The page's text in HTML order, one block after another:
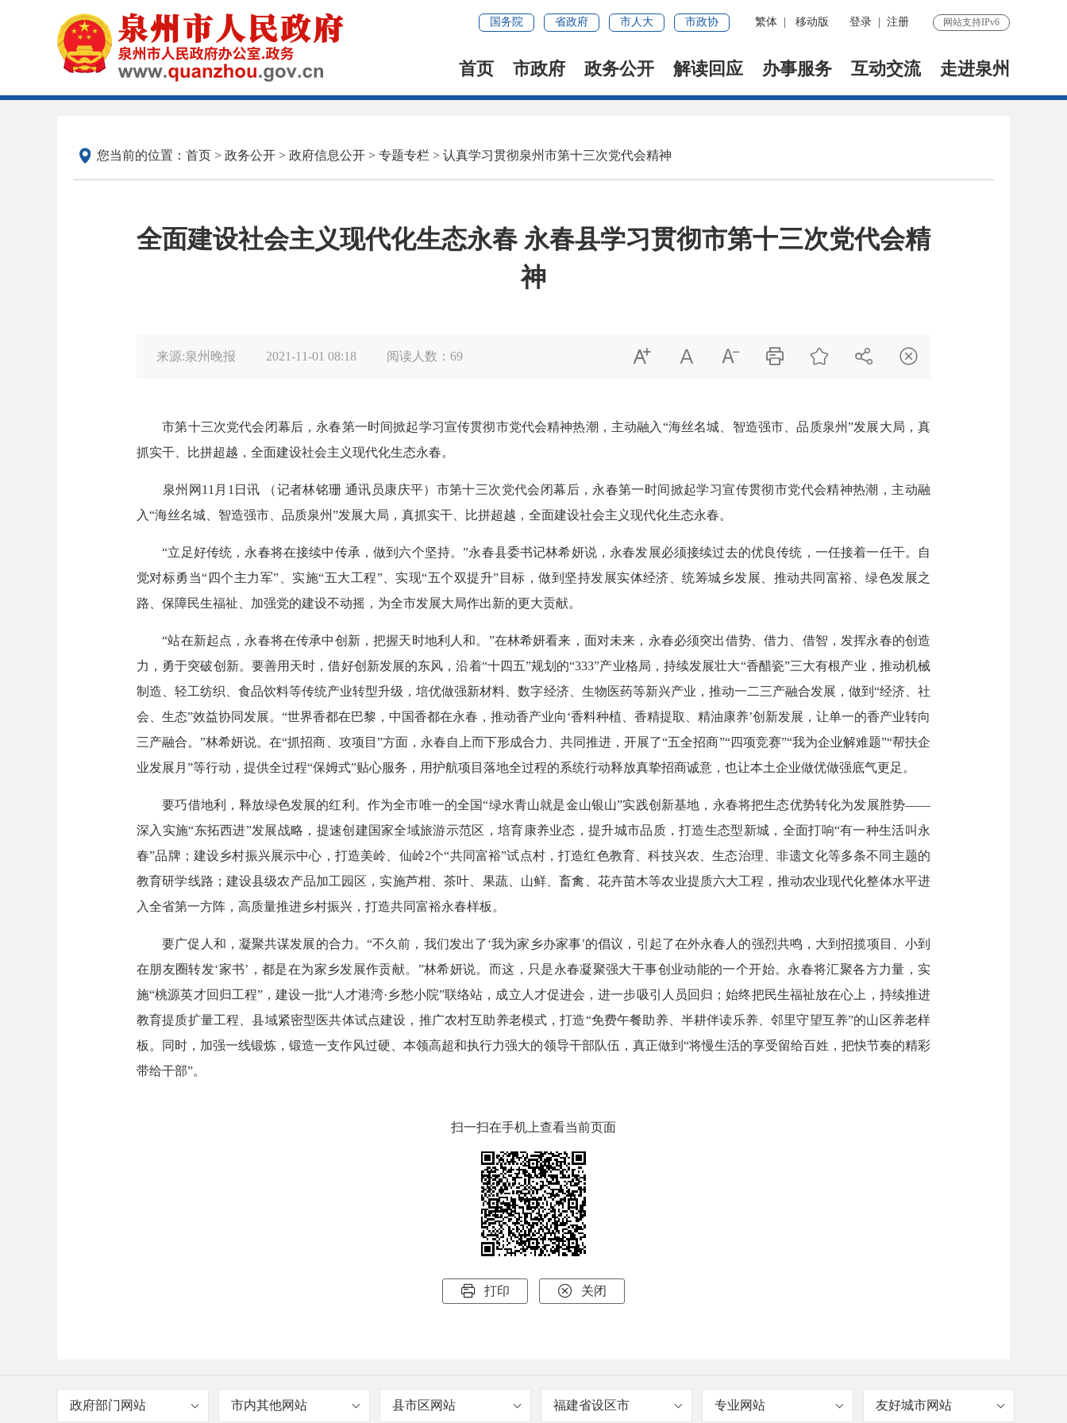
国务院 省政府 市人大 市政协 繁体 移动版 登录 注册 网站支持IPv6
首页 市政府 政务公开 解读回应 办事服务 互动交流 走进泉州
您当前的位置： 首页 > 政务公开 > 政府信息公开 > 专题专栏 > 认真学习贯彻泉州市第十三次党代会精神
全面建设社会主义现代化生态永春 永春县学习贯彻市第十三次党代会精
神
来源:泉州晚报 2021-11-01 08:18 阅读人数： 69       
市第十三次党代会闭幕后，永春第一时间掀起学习宣传贯彻市党代会精神热潮，主动融入“海丝名城、智造强市、品质泉州”发展大局，真
抓实干、比拼超越，全面建设社会主义现代化生态永春。
泉州网11月1日讯 （记者林铭珊 通讯员康庆平）市第十三次党代会闭幕后，永春第一时间掀起学习宣传贯彻市党代会精神热潮，主动融
入“海丝名城、智造强市、品质泉州”发展大局，真抓实干、比拼超越，全面建设社会主义现代化生态永春。
“立足好传统，永春将在接续中传承，做到六个坚持。”永春县委书记林希妍说，永春发展必须接续过去的优良传统，一任接着一任干。自
觉对标勇当“四个主力军”、实施“五大工程”、实现“五个双提升”目标，做到坚持发展实体经济、统筹城乡发展、推动共同富裕、绿色发展之
路、保障民生福祉、加强党的建设不动摇，为全市发展大局作出新的更大贡献。
“站在新起点，永春将在传承中创新，把握天时地利人和。”在林希妍看来，面对未来，永春必须突出借势、借力、借智，发挥永春的创造
力，勇于突破创新。要善用天时，借好创新发展的东风，沿着“十四五”规划的“333”产业格局，持续发展壮大“香醋瓷”三大有根产业，推动机械
制造、轻工纺织、食品饮料等传统产业转型升级，培优做强新材料、数字经济、生物医药等新兴产业，推动一二三产融合发展，做到“经济、社
会、生态”效益协同发展。“世界香都在巴黎，中国香都在永春，推动香产业向‘香料种植、香精提取、精油康养’创新发展，让单一的香产业转向
三产融合。”林希妍说。在“抓招商、攻项目”方面，永春自上而下形成合力、共同推进，开展了“五全招商”“四项竞赛”“我为企业解难题”“帮扶企
业发展月”等行动，提供全过程“保姆式”贴心服务，用护航项目落地全过程的系统行动释放真挚招商诚意，也让本土企业做优做强底气更足。
要巧借地利，释放绿色发展的红利。作为全市唯一的全国“绿水青山就是金山银山”实践创新基地，永春将把生态优势转化为发展胜势——
深入实施“东拓西进”发展战略，提速创建国家全域旅游示范区，培育康养业态，提升城市品质，打造生态型新城，全面打响“有一种生活叫永
春”品牌；建设乡村振兴展示中心，打造美岭、仙岭2个“共同富裕”试点村，打造红色教育、科技兴农、生态治理、非遗文化等多条不同主题的
教育研学线路；建设县级农产品加工园区，实施芦柑、茶叶、果蔬、山鲜、畜禽、花卉苗木等农业提质六大工程，推动农业现代化整体水平进
入全省第一方阵，高质量推进乡村振兴，打造共同富裕永春样板。
要广促人和，凝聚共谋发展的合力。“不久前，我们发出了‘我为家乡办家事’的倡议，引起了在外永春人的强烈共鸣，大到招揽项目、小到
在朋友圈转发‘家书’，都是在为家乡发展作贡献。”林希妍说。而这，只是永春凝聚强大干事创业动能的一个开始。永春将汇聚各方力量，实
施“桃源英才回归工程”，建设一批“人才港湾·乡愁小院”联络站，成立人才促进会，进一步吸引人员回归；始终把民生福祉放在心上，持续推进
教育提质扩量工程、县域紧密型医共体试点建设，推广农村互助养老模式，打造“免费午餐助养、半耕伴读乐养、邻里守望互养”的山区养老样
板。同时，加强一线锻炼，锻造一支作风过硬、本领高超和执行力强大的领导干部队伍，真正做到“将慢生活的享受留给百姓，把快节奏的精彩
带给干部”。
扫一扫在手机上查看当前页面
 打印  关闭
政府部门网站 市内其他网站 县市区网站 福建省设区市 专业网站 友好城市网站